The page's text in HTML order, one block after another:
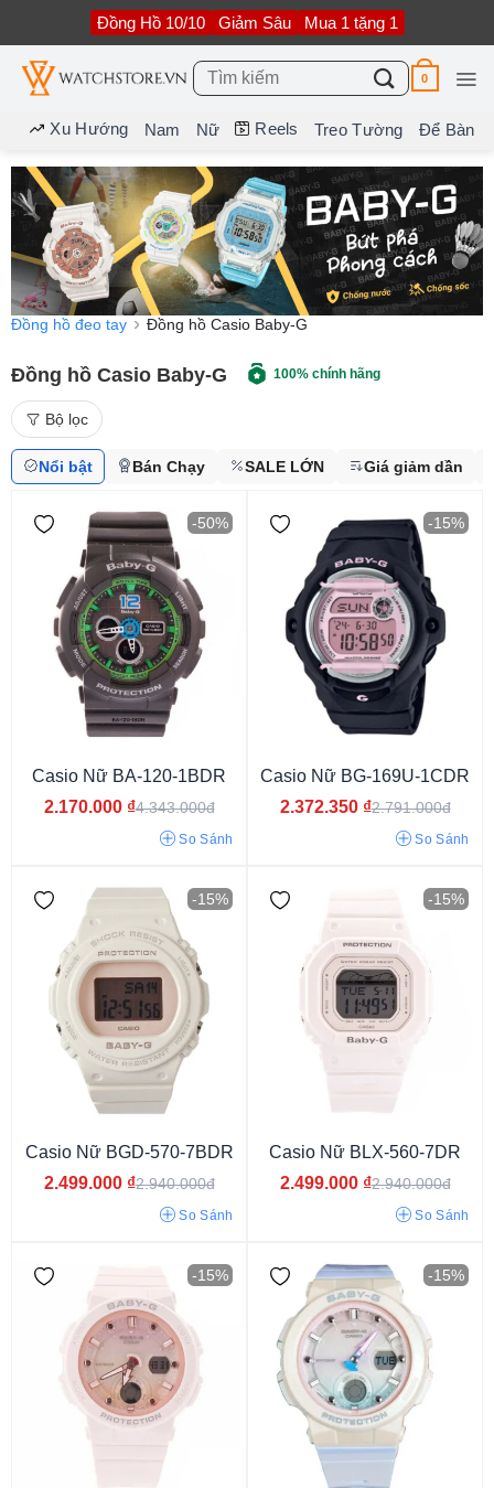
nội
dung
Đồng Hồ 10/10 Giảm Sâu Mua 1 tặng 1
Tìm
kiếm:
0
Xu Hướng Nam Nữ Reels Treo Tường Để Bàn
Đồng hồ đeo tay Đồng hồ Casio Baby-G
Đồng hồ Casio Baby-G 100% chính hãng
Bộ lọc
Từ 3 - 6 triệu
Unisex
Nổi bật Bán Chạy SALE LỚN Giá giảm dần
-50%
Casio Nữ BA-120-1BDR
2.170.000 ₫4.343.000đ
So Sánh
-15%
Casio Nữ BG-169U-1CDR
2.372.350 ₫2.791.000đ
So Sánh
-15%
Casio Nữ BGD-570-7BDR
2.499.000 ₫2.940.000đ
So Sánh
-15%
Casio Nữ BLX-560-7DR
2.499.000 ₫2.940.000đ
So Sánh
-15% -15%